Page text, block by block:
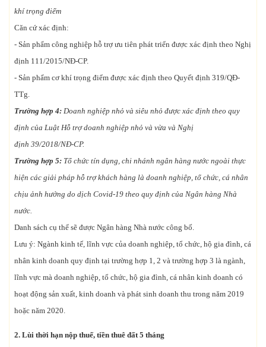
khí trọng điểm
Căn cứ xác định:
- Sản phẩm công nghiệp hỗ trợ ưu tiên phát triển được xác định theo Nghị
định 111/2015/NĐ-CP.
- Sản phẩm cơ khí trọng điểm được xác định theo Quyết định 319/QĐ-
TTg.
Trường hợp 4: Doanh nghiệp nhỏ và siêu nhỏ được xác định theo quy
định của Luật Hỗ trợ doanh nghiệp nhỏ và vừa và Nghị
định 39/2018/NĐ-CP.
Trường hợp 5: Tổ chức tín dụng, chi nhánh ngân hàng nước ngoài thực
hiện các giải pháp hỗ trợ khách hàng là doanh nghiệp, tổ chức, cá nhân
chịu ảnh hưởng do dịch Covid-19 theo quy định của Ngân hàng Nhà
nước.
Danh sách cụ thể sẽ được Ngân hàng Nhà nước công bố.
Lưu ý: Ngành kinh tế, lĩnh vực của doanh nghiệp, tổ chức, hộ gia đình, cá
nhân kinh doanh quy định tại trường hợp 1, 2 và trường hợp 3 là ngành,
lĩnh vực mà doanh nghiệp, tổ chức, hộ gia đình, cá nhân kinh doanh có
hoạt động sản xuất, kinh doanh và phát sinh doanh thu trong năm 2019
hoặc năm 2020.
2. Lùi thời hạn nộp thuế, tiền thuê đất 5 tháng